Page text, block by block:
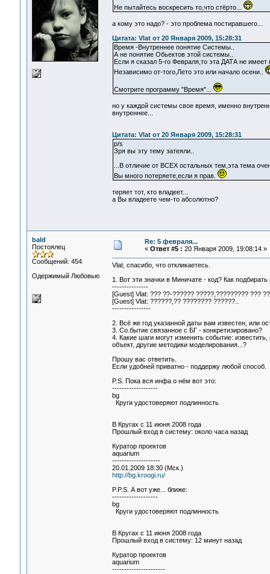
Не пытайтесь воскресить то,что стёрто...
а кому это надо? - это проблема постиравшего...
Цитата: Vlat от 20 Января 2009, 15:28:31
Время -Внутреннее понятие Системы..
А не понятие Обьектов этой системы..
Если я сказал 5-го Февраля,то эта ДАТА не
Независимо от-того,Лето это или начало осени..
Смотрите программу "Время"...
но у каждой системы свое время, именно
внутреннее...
Цитата: Vlat от 20 Января 2009, 15:28:31
p/s
Зря вы эту тему затеяли..
...В отличие от ВСЕХ остальных тем,эта тема
Вы много потеряете,если я прав.
теряет тот, кто владеет...
а Вы владеете чем-то абсолютно?
bald
Постоялец
Сообщений: 454
Одержимый Любовью
Re: 5 февраля...
« Ответ #5 : 20 Января 2009, 19:08:14 »
Vlat, спасибо, что откликаетесь.
1. Вот эти значки в Миничате - код? Как подбирать
---------------
[Guest] Vlat: ??? ??-?????? ?????,????????? ???
[Guest] Vlat: ??????,?? ???????? ??????..
----------------
2. Всё же год указанной даты вам известен, или
3. Со.бытие связанное с БГ - конкретизировано?
4. Какие шаги могут изменить событие:
объект, другие методики моделирования...?
Прошу вас ответить.
Если удобней приватно - поддержу любой способ.
P.S. Пока вся инфа о нём вот это:
-------------------
bg
Круги удостоверяют подлинность
В Кругах с 11 июня 2008 года
Прошлый вход в систему: около часа назад
Куратор проектов
aquarium
--------------------
20.01.2009 18:30 (Мск.)
http://bg.kroogi.ru/
P.P.S. А вот уже... ближе:
-------------------
bg
Круги удостоверяют подлинность
В Кругах с 11 июня 2008 года
Прошлый вход в систему: 12 минут назад
Куратор проектов
aquarium
----------------------